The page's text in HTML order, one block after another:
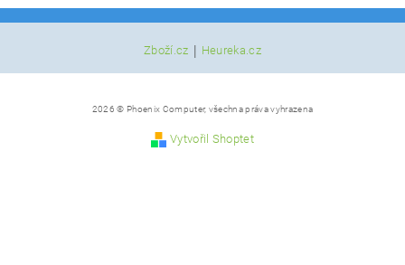
Zboží.cz | Heureka.cz
2026 © Phoenix Computer, všechna práva vyhrazena
Vytvořil Shoptet